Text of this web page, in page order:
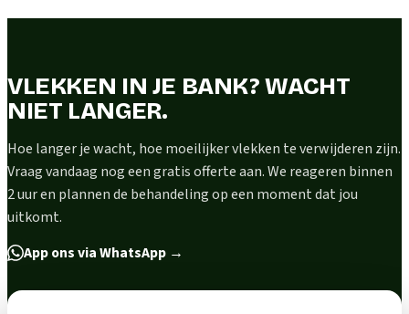
VLEKKEN IN JE BANK? WACHT
NIET LANGER.
Hoe langer je wacht, hoe moeilijker vlekken te verwijderen zijn.
Vraag vandaag nog een gratis offerte aan. We reageren binnen
2 uur en plannen de behandeling op een moment dat jou
uitkomt.
App ons via WhatsApp →